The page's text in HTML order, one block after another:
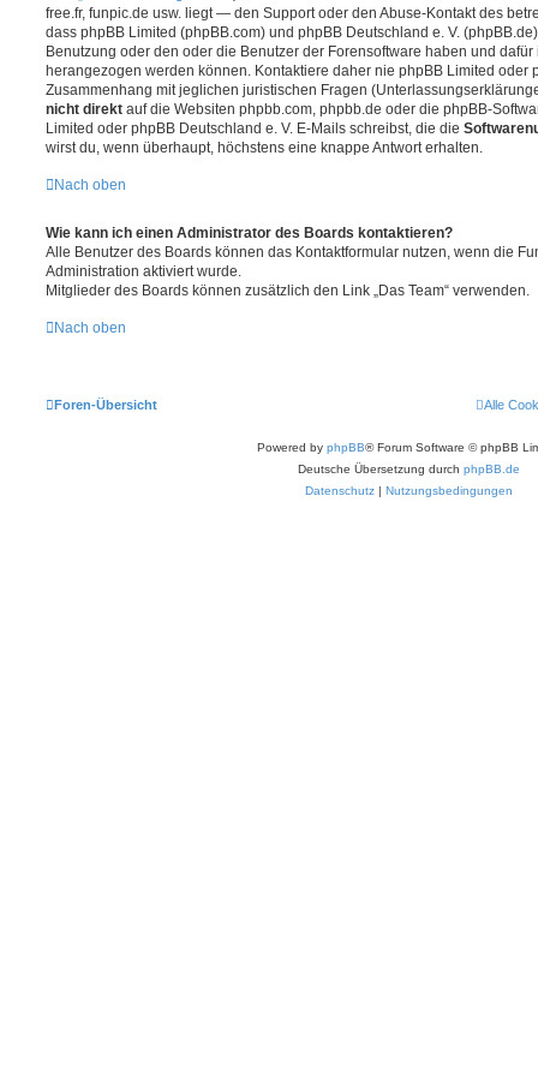
free.fr, funpic.de usw. liegt — den Support oder den Abuse-Kontakt des
dass phpBB Limited (phpBB.com) und phpBB Deutschland e. V.
Benutzung oder den oder die Benutzer der Forensoftware haben und
herangezogen werden können. Kontaktiere daher nie phpBB Limited oder
Zusammenhang mit jeglichen juristischen Fragen
nicht direkt auf die Websiten phpbb.com, phpbb.de oder die phpBB-
Limited oder phpBB Deutschland e. V. E-Mails schreibst, die die
wirst du, wenn überhaupt, höchstens eine knappe Antwort erhalten.
Nach oben
Wie kann ich einen Administrator des Boards kontaktieren?
Alle Benutzer des Boards können das Kontaktformular nutzen, wenn die
Administration aktiviert wurde.
Mitglieder des Boards können zusätzlich den Link „Das Team“ verwenden.
Nach oben
Foren-Übersicht Alle
Powered by phpBB® Forum Software © phpBB
Deutsche Übersetzung durch phpBB.de
Datenschutz | Nutzungsbedingungen